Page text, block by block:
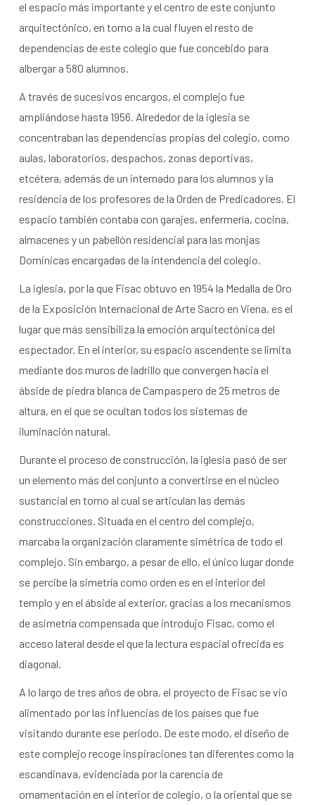
el espacio más importante y el centro de este conjunto
arquitectónico, en torno a la cual fluyen el resto de
dependencias de este colegio que fue concebido para
albergar a 580 alumnos.
A través de sucesivos encargos, el complejo fue
ampliándose hasta 1956. Alrededor de la iglesia se
concentraban las dependencias propias del colegio, como
aulas, laboratorios, despachos, zonas deportivas,
etcétera, además de un internado para los alumnos y la
residencia de los profesores de la Orden de Predicadores. El
espacio también contaba con garajes, enfermería, cocina,
almacenes y un pabellón residencial para las monjas
Dominicas encargadas de la intendencia del colegio.
La iglesia, por la que Fisac obtuvo en 1954 la Medalla de Oro
de la Exposición Internacional de Arte Sacro en Viena, es el
lugar que más sensibiliza la emoción arquitectónica del
espectador. En el interior, su espacio ascendente se limita
mediante dos muros de ladrillo que convergen hacia el
ábside de piedra blanca de Campaspero de 25 metros de
altura, en el que se ocultan todos los sistemas de
iluminación natural.
Durante el proceso de construcción, la iglesia pasó de ser
un elemento más del conjunto a convertirse en el núcleo
sustancial en torno al cual se articulan las demás
construcciones. Situada en el centro del complejo,
marcaba la organización claramente simétrica de todo el
complejo. Sin embargo, a pesar de ello, el único lugar donde
se percibe la simetría como orden es en el interior del
templo y en el ábside al exterior, gracias a los mecanismos
de asimetría compensada que introdujo Fisac, como el
acceso lateral desde el que la lectura espacial ofrecida es
diagonal.
A lo largo de tres años de obra, el proyecto de Fisac se vio
alimentado por las influencias de los países que fue
visitando durante ese periodo. De este modo, el diseño de
este complejo recoge inspiraciones tan diferentes como la
escandinava, evidenciada por la carencia de
ornamentación en el interior de colegio, o la oriental que se